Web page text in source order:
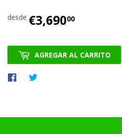
desde €3,69000€3,690.00
AGREGAR AL CARRITO
Compartir